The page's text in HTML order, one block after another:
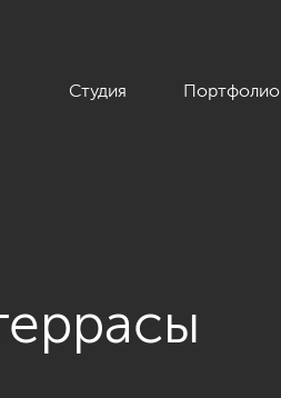
Студия Портфолио